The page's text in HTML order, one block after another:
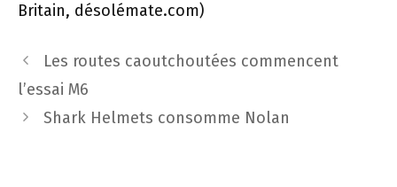
Britain, désolémate.com)
Navigation
des
Les routes caoutchoutées commencent
l’essai M6
Shark Helmets consomme Nolan